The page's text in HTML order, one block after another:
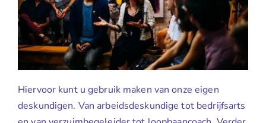
Hiervoor kunt u gebruik maken van onze eigen
deskundigen. Van arbeidsdeskundige tot bedrijfsarts